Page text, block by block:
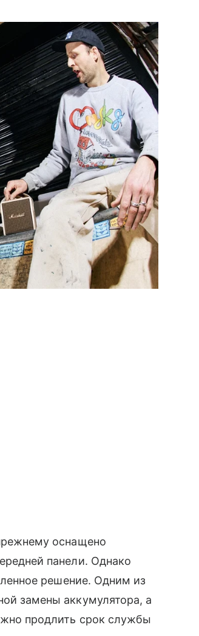
оснащено
панели. Однако
решение. Одним из
замены аккумулятора, а
продлить срок службы